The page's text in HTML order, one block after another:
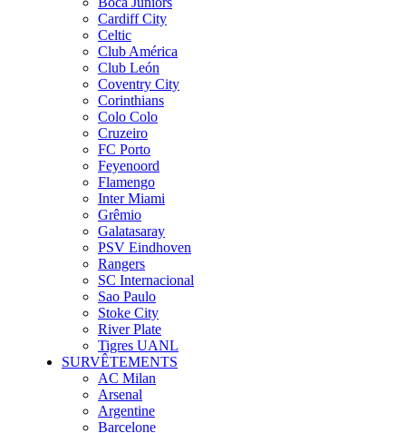
Cardiff City
Celtic
Club América
Club León
Coventry City
Corinthians
Colo Colo
Cruzeiro
FC Porto
Feyenoord
Flamengo
Inter Miami
Grêmio
Galatasaray
PSV Eindhoven
Rangers
SC Internacional
Sao Paulo
Stoke City
River Plate
Tigres UANL
SURVÊTEMENTS
AC Milan
Arsenal
Argentine
Barcelone